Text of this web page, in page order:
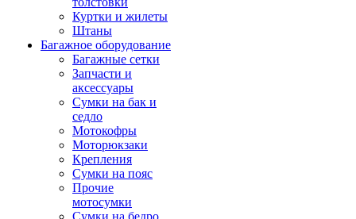
Куртки и жилеты
Штаны
Багажное оборудование
Багажные сетки
Запчасти и
аксессуары
Сумки на бак и
седло
Мотокофры
Моторюкзаки
Крепления
Сумки на пояс
Прочие
мотосумки
Сумки на бедро